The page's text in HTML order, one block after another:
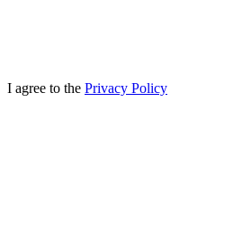
I agree to the Privacy Policy